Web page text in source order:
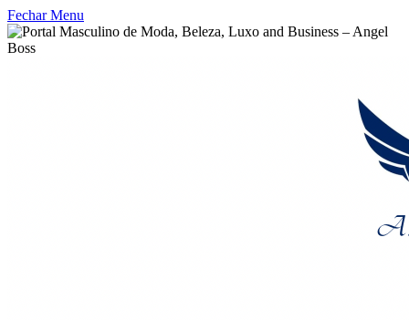
Fechar Menu